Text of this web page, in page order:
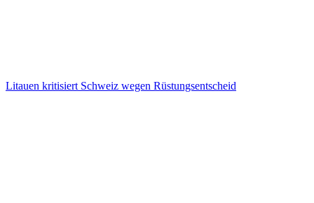
Litauen kritisiert Schweiz wegen Rüstungsentscheid